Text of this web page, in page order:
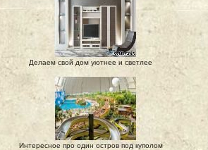
Делаем свой дом уютнее и светлее
Интересное про один остров под куполом